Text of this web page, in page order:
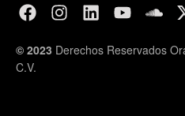
© 2023 Derechos Reservados
C.V.